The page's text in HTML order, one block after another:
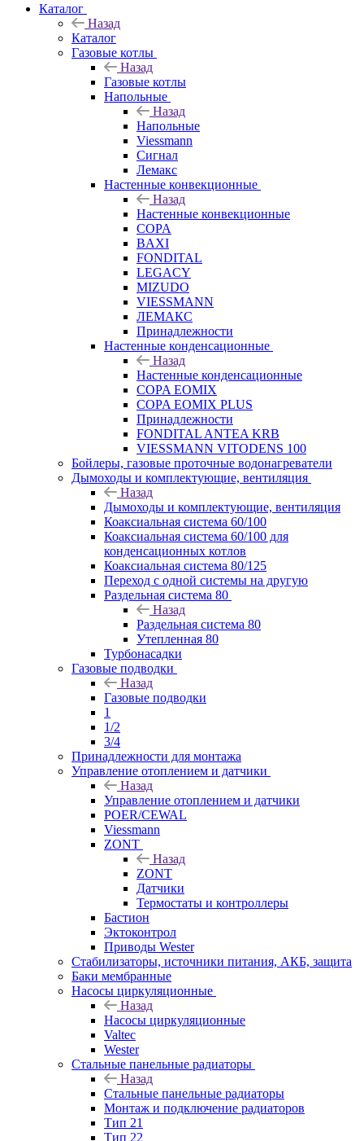
Каталог
Назад
Каталог
Газовые котлы
Назад
Газовые котлы
Напольные
Назад
Напольные
Viessmann
Сигнал
Лемакс
Настенные конвекционные
Назад
Настенные конвекционные
COPA
BAXI
FONDITAL
LEGACY
MIZUDO
VIESSMANN
ЛЕМАКС
Принадлежности
Настенные конденсационные
Назад
Настенные конденсационные
COPA EOMIX
COPA EOMIX PLUS
Принадлежности
FONDITAL ANTEA KRB
VIESSMANN VITODENS 100
Бойлеры, газовые проточные водонагреватели
Дымоходы и комплектующие, вентиляция
Назад
Дымоходы и комплектующие, вентиляция
Коаксиальная система 60/100
Коаксиальная система 60/100 для
конденсационных котлов
Коаксиальная система 80/125
Переход с одной системы на другую
Раздельная система 80
Назад
Раздельная система 80
Утепленная 80
Турбонасадки
Газовые подводки
Назад
Газовые подводки
1
1/2
3/4
Принадлежности для монтажа
Управление отоплением и датчики
Назад
Управление отоплением и датчики
POER/CEWAL
Viessmann
ZONT
Назад
ZONT
Датчики
Термостаты и контроллеры
Бастион
Эктоконтрол
Приводы Wester
Стабилизаторы, источники питания, АКБ, защита
Баки мембранные
Насосы циркуляционные
Назад
Насосы циркуляционные
Valtec
Wester
Стальные панельные радиаторы
Назад
Стальные панельные радиаторы
Монтаж и подключение радиаторов
Тип 21
Тип 22